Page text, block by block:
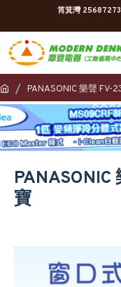
筲箕灣
PANASONIC 樂聲 FV-
寶